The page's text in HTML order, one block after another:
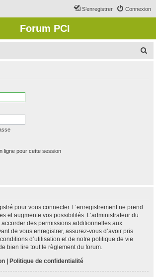
Connexion
S’enregistrer
Forum PCI
ligne pour cette session
pour vous connecter. L’enregistrement ne prend
et augmente vos possibilités. L’administrateur du
des permissions additionnelles aux
de vous enregistrer, assurez-vous d’avoir pris
d’utilisation et de notre politique de vie
bien lire tout le règlement du forum.
| Politique de confidentialité